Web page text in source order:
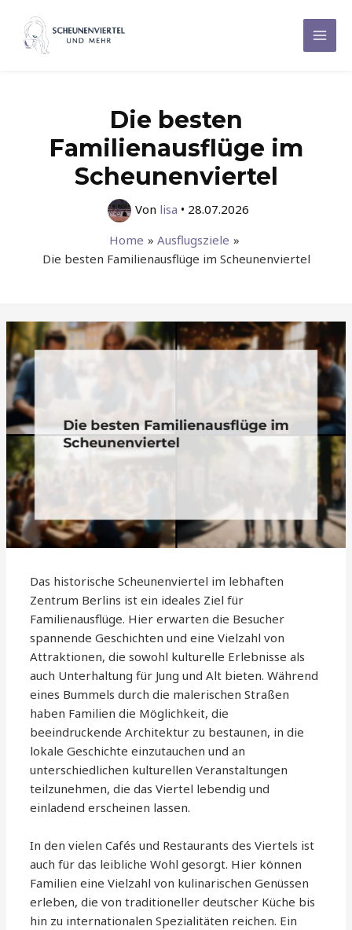
Inhalt
springen
Main
Die besten
Familienausflüge im
Scheunenviertel
Von lisa • 28.07.2026
Home
Ausflugsziele
Die besten Familienausflüge im Scheunenviertel
Das historische Scheunenviertel im lebhaften
Zentrum Berlins ist ein ideales Ziel für
Familienausflüge. Hier erwarten die Besucher
spannende Geschichten und eine Vielzahl von
Attraktionen, die sowohl kulturelle Erlebnisse als
auch Unterhaltung für Jung und Alt bieten. Während
eines Bummels durch die malerischen Straßen
haben Familien die Möglichkeit, die
beeindruckende Architektur zu bestaunen, in die
lokale Geschichte einzutauchen und an
unterschiedlichen kulturellen Veranstaltungen
teilzunehmen, die das Viertel lebendig und
einladend erscheinen lassen.
In den vielen Cafés und Restaurants des Viertels ist
auch für das leibliche Wohl gesorgt. Hier können
Familien eine Vielzahl von kulinarischen Genüssen
erleben, die von traditioneller deutscher Küche bis
hin zu internationalen Spezialitäten reichen. Ein